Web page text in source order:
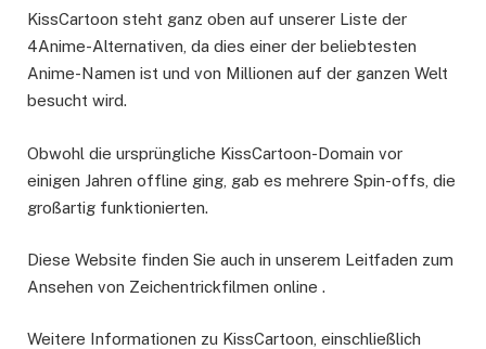
KissCartoon steht ganz oben auf unserer Liste der
4Anime-Alternativen, da dies einer der beliebtesten
Anime-Namen ist und von Millionen auf der ganzen Welt
besucht wird.
Obwohl die ursprüngliche KissCartoon-Domain vor
einigen Jahren offline ging, gab es mehrere Spin-offs, die
großartig funktionierten.
Diese Website finden Sie auch in unserem Leitfaden zum
Ansehen von Zeichentrickfilmen online .
Weitere Informationen zu KissCartoon, einschließlich